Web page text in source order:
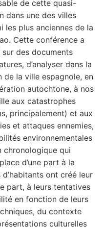
de cette quasi-
dans une des villes
les plus anciennes de la
Cette conférence a
sur des documents
d’analyser dans la
de la ville espagnole, en
autochtone, à nos
aux catastrophes
principalement) et aux
et attaques ennemies,
environnementales
chronologique qui
d’une part à la
ont créé leur
part, à leurs tentatives
en fonction de leurs
du contexte
culturelles